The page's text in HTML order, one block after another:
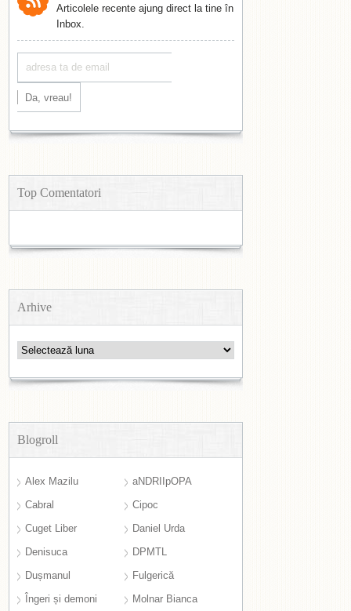
Articolele recente ajung direct la tine în
Inbox.
Top Comentatori
Arhive
Arhive
Blogroll
Alex Mazilu
aNDRIIpOPA
Cabral
Cipoc
Cuget Liber
Daniel Urda
Denisuca
DPMTL
Dușmanul
Fulgerică
Îngeri și demoni
Molnar Bianca